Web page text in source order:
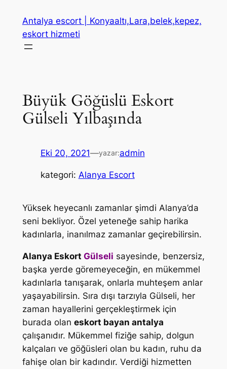
Antalya escort | Konyaaltı,Lara,belek,kepez,
eskort hizmeti
Büyük Göğüslü Eskort
Gülseli Yılbaşında
Eki 20, 2021—yazar:admin
kategori: Alanya Escort
Yüksek heyecanlı zamanlar şimdi Alanya’da
seni bekliyor. Özel yeteneğe sahip harika
kadınlarla, inanılmaz zamanlar geçirebilirsin.
Alanya Eskort Gülseli sayesinde, benzersiz,
başka yerde göremeyeceğin, en mükemmel
kadınlarla tanışarak, onlarla muhteşem anlar
yaşayabilirsin. Sıra dışı tarzıyla Gülseli, her
zaman hayallerini gerçekleştirmek için
burada olan eskort bayan antalya
çalışanıdır. Mükemmel fiziğe sahip, dolgun
kalçaları ve göğüsleri olan bu kadın, ruhu da
fahişe olan bir kadındır. Verdiği hizmetten